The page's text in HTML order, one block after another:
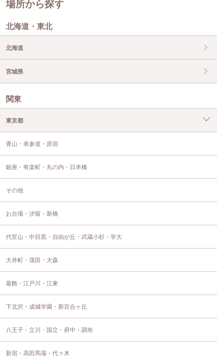
場所から探す
北海道・東北
北海道
宮城県
関東
東京都
青山・表参道・原宿
銀座・有楽町・丸の内・日本橋
その他
お台場・汐留・新橋
代官山・中目黒・自由が丘・武蔵小杉・学大
大井町・蒲田・大森
葛飾・江戸川・江東
下北沢・成城学園・新百合ヶ丘
八王子・立川・国立・府中・調布
新宿・高田馬場・代々木